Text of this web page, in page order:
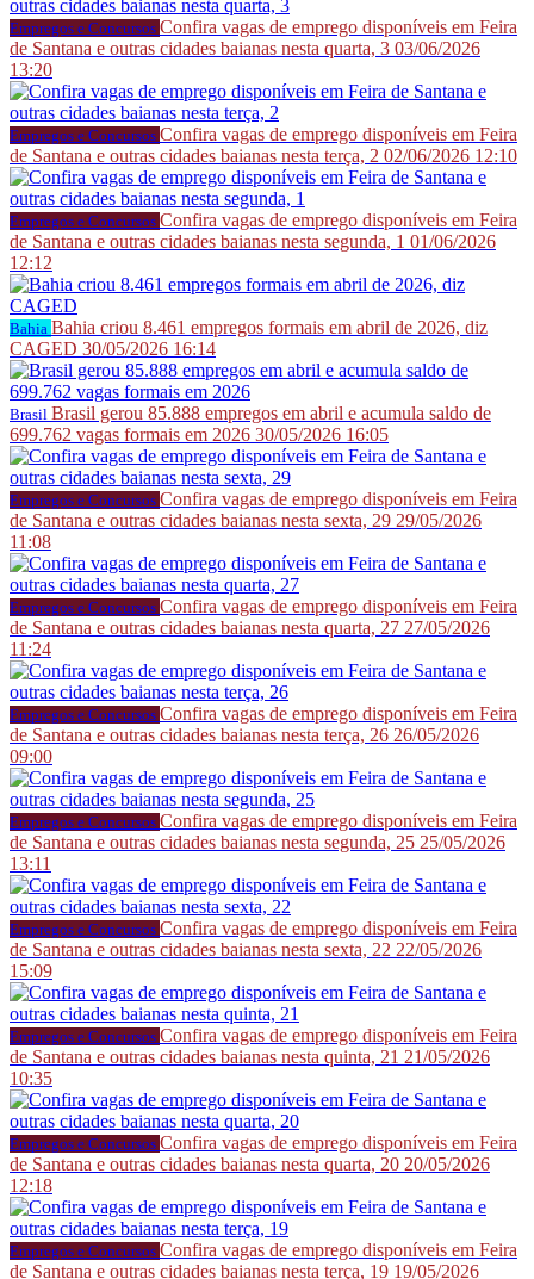
Empregos e Concursos Confira vagas de emprego disponíveis em Feira
de Santana e outras cidades baianas nesta quarta, 3 03/06/2026
13:20
Empregos e Concursos Confira vagas de emprego disponíveis em Feira
de Santana e outras cidades baianas nesta terça, 2 02/06/2026 12:10
Empregos e Concursos Confira vagas de emprego disponíveis em Feira
de Santana e outras cidades baianas nesta segunda, 1 01/06/2026
12:12
Bahia Bahia criou 8.461 empregos formais em abril de 2026, diz
CAGED 30/05/2026 16:14
Brasil Brasil gerou 85.888 empregos em abril e acumula saldo de
699.762 vagas formais em 2026 30/05/2026 16:05
Empregos e Concursos Confira vagas de emprego disponíveis em Feira
de Santana e outras cidades baianas nesta sexta, 29 29/05/2026
11:08
Empregos e Concursos Confira vagas de emprego disponíveis em Feira
de Santana e outras cidades baianas nesta quarta, 27 27/05/2026
11:24
Empregos e Concursos Confira vagas de emprego disponíveis em Feira
de Santana e outras cidades baianas nesta terça, 26 26/05/2026
09:00
Empregos e Concursos Confira vagas de emprego disponíveis em Feira
de Santana e outras cidades baianas nesta segunda, 25 25/05/2026
13:11
Empregos e Concursos Confira vagas de emprego disponíveis em Feira
de Santana e outras cidades baianas nesta sexta, 22 22/05/2026
15:09
Empregos e Concursos Confira vagas de emprego disponíveis em Feira
de Santana e outras cidades baianas nesta quinta, 21 21/05/2026
10:35
Empregos e Concursos Confira vagas de emprego disponíveis em Feira
de Santana e outras cidades baianas nesta quarta, 20 20/05/2026
12:18
Empregos e Concursos Confira vagas de emprego disponíveis em Feira
de Santana e outras cidades baianas nesta terça, 19 19/05/2026